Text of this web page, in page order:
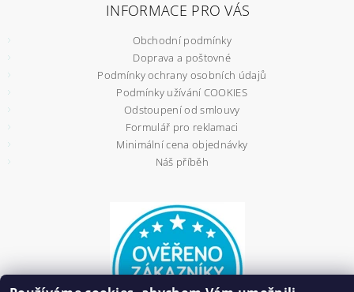
INFORMACE PRO VÁS
Obchodní podmínky
Doprava a poštovné
Podmínky ochrany osobních údajů
Podmínky užívání COOKIES
Odstoupení od smlouvy
Formulář pro reklamaci
Minimální cena objednávky
Náš příběh